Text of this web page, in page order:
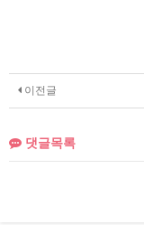
이전글
댓글목록